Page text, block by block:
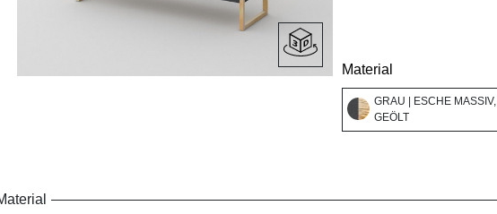
Material
GRAU | ESCHE MASSIV,
GEÖLT